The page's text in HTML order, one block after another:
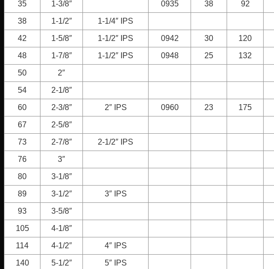
35 1-3/8″ 0935 38 92
38 1-1/2″ 1-1/4″ IPS
42 1-5/8″ 1-1/2″ IPS 0942 30 120
48 1-7/8″ 1-1/2″ IPS 0948 25 132
50 2″
54 2-1/8″
60 2-3/8″ 2″ IPS 0960 23 175
67 2-5/8″
73 2-7/8″ 2-1/2″ IPS
76 3″
80 3-1/8″
89 3-1/2″ 3″ IPS
93 3-5/8″
105 4-1/8″
114 4-1/2″ 4″ IPS
140 5-1/2″ 5″ IPS